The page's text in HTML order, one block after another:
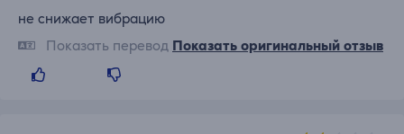
не снижает вибрацию
Показать перевод Показать оригинальный отзыв